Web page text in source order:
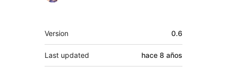
Meta
Version 0.6
Last updated hace 8 años